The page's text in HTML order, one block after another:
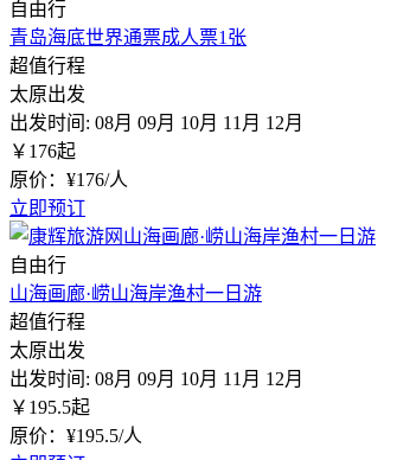
自由行
青岛海底世界通票成人票1张
超值行程
太原出发
出发时间: 08月 09月 10月 11月 12月
￥ 176起
原价：¥176/人
立即预订
自由行
山海画廊·崂山海岸渔村一日游
超值行程
太原出发
出发时间: 08月 09月 10月 11月 12月
￥ 195.5起
原价：¥195.5/人